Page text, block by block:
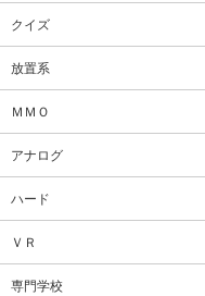
クイズ
放置系
ＭＭＯ
アナログ
ハード
ＶＲ
専門学校